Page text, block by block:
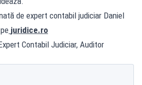
de expert contabil judiciar Daniel
juridice.ro
Contabil Judiciar, Auditor